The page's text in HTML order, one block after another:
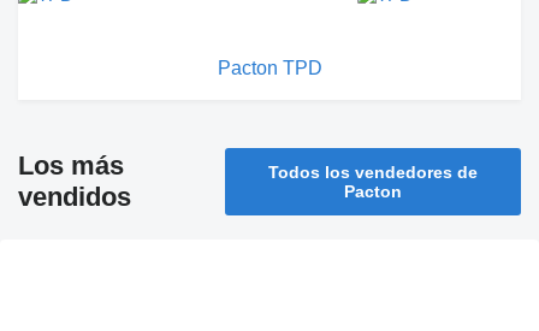
Pacton TPD
Los más
vendidos
Todos los vendedores de
Pacton